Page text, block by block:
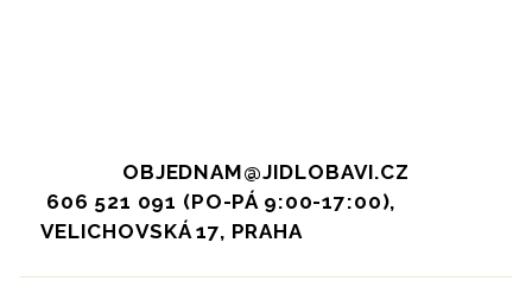
OBJEDNAM@JIDLOBAVI.CZ
606 521 091 (PO-PÁ 9:00-17:00),
VELICHOVSKÁ 17, PRAHA